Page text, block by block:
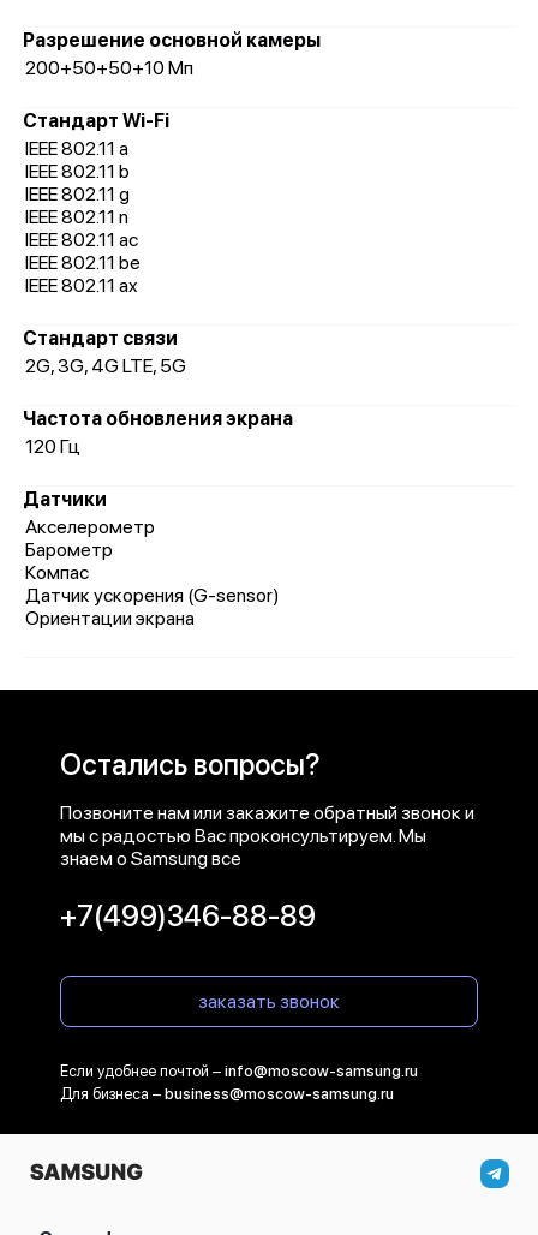
Разрешение основной камеры
200+50+50+10 Мп
Стандарт Wi-Fi
IEEE 802.11 a
IEEE 802.11 b
IEEE 802.11 g
IEEE 802.11 n
IEEE 802.11 ac
IEEE 802.11 be
IEEE 802.11 ax
Стандарт связи
2G, 3G, 4G LTE, 5G
Частота обновления экрана
120 Гц
Датчики
Акселерометр
Барометр
Компас
Датчик ускорения (G-sensor)
Ориентации экрана
Остались вопросы?
Позвоните нам или закажите обратный звонок и
мы с радостью Вас проконсультируем. Мы
знаем о Samsung все
+7(499)346-88-89
заказать звонок
Если удобнее почтой – info@moscow-samsung.ru
Для бизнеса – business@moscow-samsung.ru